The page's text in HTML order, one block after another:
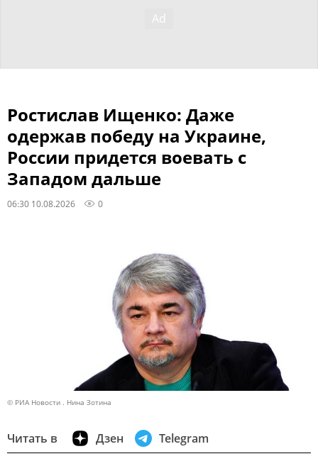
Ростислав Ищенко: Даже
одержав победу на Украине,
России придется воевать с
Западом дальше
06:30 10.08.2026 0
© РИА Новости . Нина Зотина
Читать в Дзен Telegram